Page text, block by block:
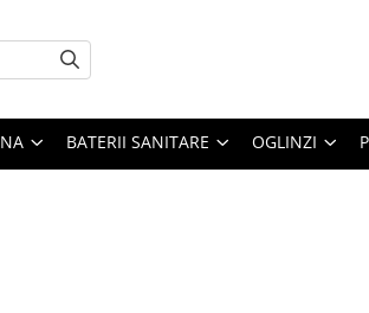
BATERII SANITARE OGLINZI